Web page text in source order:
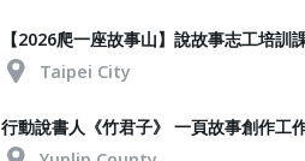
【2026爬一座故事山】說故事志工培訓
Taipei City
行動說書人《竹君子》 一頁故事創作工